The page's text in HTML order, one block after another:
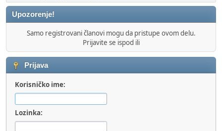
Upozorenje!
Samo registrovani članovi mogu da pristupe ovom delu.
Prijavite se ispod ili
Prijava
Korisničko ime:
Lozinka: